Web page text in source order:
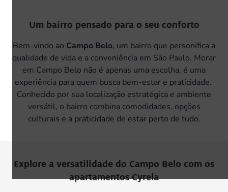
Um bairro pensado para o seu conforto
Bem-vindo ao Campo Belo, um bairro que personifica a
qualidade de vida e a conveniência em São Paulo. Morar
em Campo Belo não é apenas uma escolha, é uma
experiência para quem busca bem-estar e praticidade.
Conhecido por sua localização estratégica e ambiente
versátil, o bairro combina comodidades, opções
culturais e a praticidade de estar perto de tudo.
Explore a versatilidade do Campo Belo com os
apartamentos Cyrela